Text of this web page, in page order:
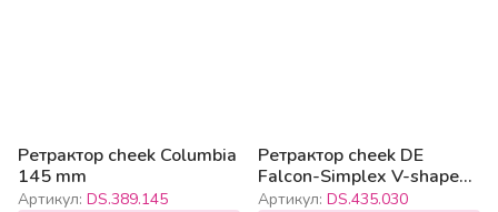
Ретрактор cheek Columbia
145 mm
Артикул: DS.389.145
Ретрактор cheek DE
Falcon-Simplex V-shape
170mm
Артикул: DS.435.030